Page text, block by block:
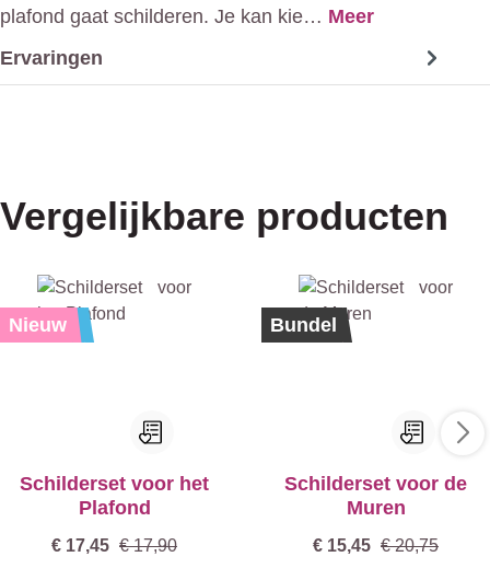
plafond gaat schilderen. Je kan kie… Meer
Ervaringen
Vergelijkbare producten
Korting
Nieuw
Schilderset voor het
Plafond
€ 17,45 € 17,90
%
Nieuw
Bundel
Schilderset voor de
Muren
€ 15,45 € 20,75